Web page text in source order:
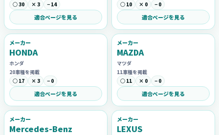
○ 30
× 3 − 14
適合ページを見る
○ 10
× 0 − 0
適合ページを見る
メーカー
HONDA
ホンダ
20車種を掲載
○ 17
× 3 − 0
適合ページを見る
メーカー
MAZDA
マツダ
11車種を掲載
○ 11
× 0 − 0
適合ページを見る
メーカー
Mercedes-Benz
メーカー
LEXUS